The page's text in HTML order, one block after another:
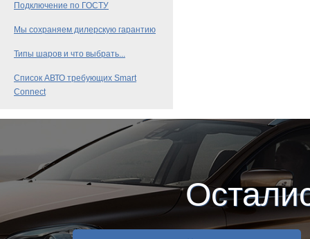
Подключение по ГОСТУ
Мы сохраняем дилерскую гарантию
Типы шаров и что выбрать...
Список АВТО требующих Smart
Connect